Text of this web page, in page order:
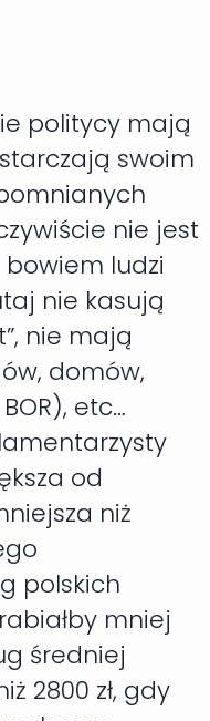
politycy mają
swoim
nie jest
ludzi
nie kasują
nie mają
domów,
etc…
od
niż
polskich
mniej
średniej
2800 zł, gdy